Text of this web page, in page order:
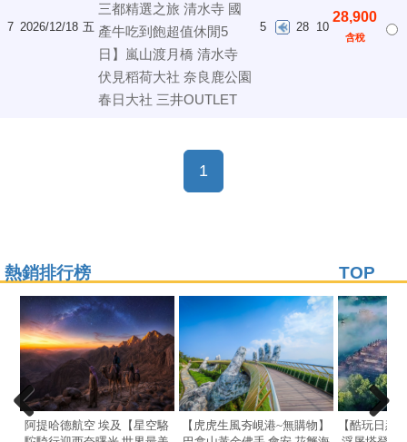
7 2026/12/18 五
三都精選之旅 清水寺 國
產牛吃到飽超值休閒5
日】嵐山渡月橋 清水寺
伏見稻荷大社 奈良鹿公園
春日大社 三井OUTLET
5 28 10
28,900
含稅
1
熱銷排行榜 TOP
阿提哈德航空 埃及【星空駱
【虎虎生風夯峴港~無購物】
【酷玩日惹